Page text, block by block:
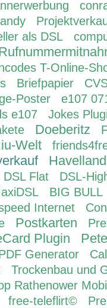
als DSL
T-Online-
Briefpapier
Poster
e107
e107
Jokes
Doeberitz
Welt
DSL Flat DSL-
BIG BULL
Internet
Postkarten
Plugin
Generator
Trockenbau und
Rathenower
free-teleflirt©